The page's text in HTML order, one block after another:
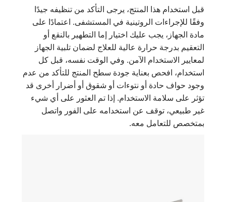
قبل استخدام هذا المنتج، يرجى التأكد من تنظيفه جيدًا
وفقًا للإجراءات الروتينية في المستشفى. اعتمادًا على
مادة الجهاز، يجب عليك اختيار إما التطهير بالنقع أو
التعقيم بدرجة حرارة عالية للعلاج لضمان تلبية الجهاز
لمعايير الاستخدام الآمن. وفي الوقت نفسه، قبل كل
استخدام، افحص بعناية جودة سطح المنتج للتأكد من عدم
وجود حواف حادة أو نتوءات أو شقوق أو أضرار أخرى قد
تؤثر على سلامة الاستخدام. إذا تم العثور على أي شيء
غير طبيعي، توقف عن استخدامه على الفور واتصل
بمتخصص للتعامل معه.